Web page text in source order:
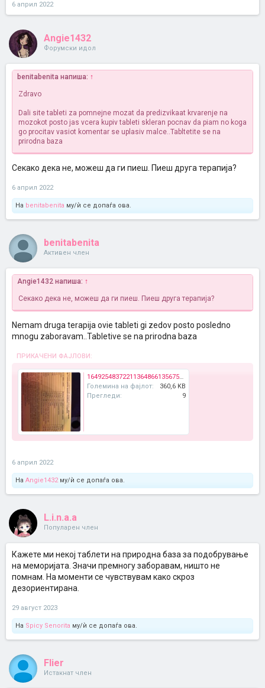
6 април 2022
Angie1432
Форумски идол
benitabenita напиша: ↑
Zdravo
Dali site tableti za pomnejne mozat da predizvikaat krvarenje na
mozokot posto jas vcera kupiv tableti skleran pocnav da piam no koga
go procitav vasiot komentar se uplasiv malce..Tabltetite se na
prirodna baza
Секако дека не, можеш да ги пиеш. Пиеш друга терапија?
6 април 2022
На benitabenita му/ѝ се допаѓа ова.
benitabenita
Активен член
Angie1432 напиша: ↑
Секако дека не, можеш да ги пиеш. Пиеш друга терапија?
Nemam druga terapija ovie tableti gi zedov posto posledno
mnogu zaboravam..Tabletive se na prirodna baza
ПРИКАЧЕНИ ФАЈЛОВИ:
16492548372211364866135675499717.jpg
Големина на фајлот:
360,6 KB
Прегледи:
9
6 април 2022
На Angie1432му/ѝ се допаѓа ова.
L.i.n.a.a
Популарен член
Кажете ми некој таблети на природна база за подобрување
на меморијата. Значи премногу заборавам, ништо не
помнам. На моменти се чувствувам како скроз
дезориентирана.
29 август 2023
На Spicy Senorita му/ѝ се допаѓа ова.
Flier
Истакнат член